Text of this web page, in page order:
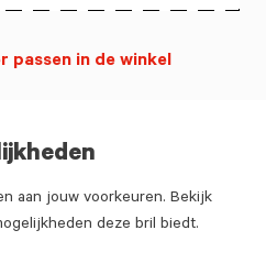
aan jouw voorkeuren. Bekijk
deze bril biedt.
passen in de winkel